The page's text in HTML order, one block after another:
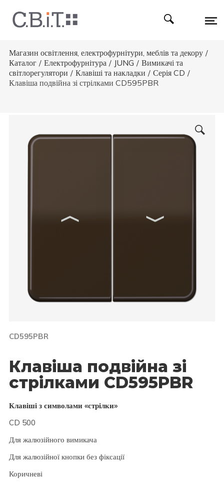
Магазин освітлення, електрофурнітури, меблів та декору /
Каталог / Електрофурнітура / JUNG / Вимикачі та
світлорегулятори / Клавіші та накладки / Серія CD /
Клавіша подвійна зі стрілками CD595PBR
CD595PBR
Клавіша подвійна зі
стрілками CD595PBR
Клавіші з символами «стрілки»
CD 500
Для жалюзійного вимикача
Для жалюзійної кнопки без фіксації
Коричневі